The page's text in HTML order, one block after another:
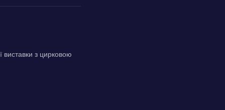
з цирковою